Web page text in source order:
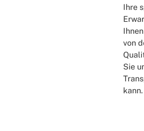
Ihre
von
Sie
kann.